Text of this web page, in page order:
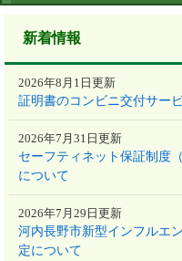
新着情報
証明書のコンビニ交付サー
2026年8月1日更新
セーフティネット保証制度
について
2026年7月31日更新
河内長野市新型インフルエ
定について
2026年7月29日更新